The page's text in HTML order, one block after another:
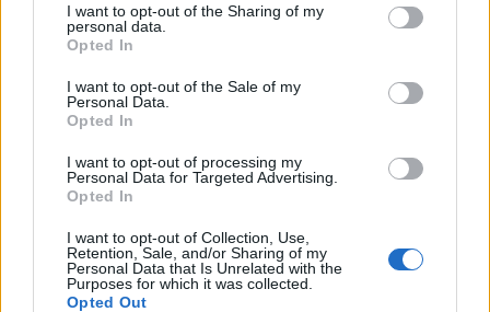
not limited to your visit or usage behaviour. You may click to
grant or deny consent to Google and its third-party tags to
use your data for below specified purposes in below Google
consent section.
I want to opt-out of the Sharing of my
personal data.
Opted In
I want to opt-out of the Sale of my
Personal Data.
Opted In
I want to opt-out of processing my
Personal Data for Targeted Advertising.
Opted In
I want to opt-out of Collection, Use,
Retention, Sale, and/or Sharing of my
Personal Data that Is Unrelated with the
Purposes for which it was collected.
Opted Out
Ma is titkos Ceausescu alvilága
donkanyar
Több mint 20 kilométer hosszú a Bukarest alatti
valószínűleg 1989-ben fejezték be. Ceausescu és
föld alatti világa Bukarest alatt (Grafika:
Falanszter.blog.hu)